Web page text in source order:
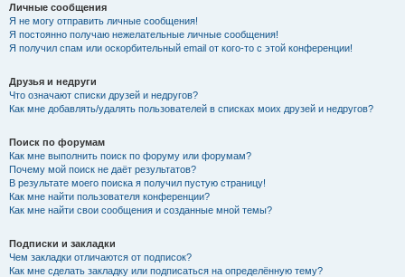
Личные сообщения
Я не могу отправить личные сообщения!
Я постоянно получаю нежелательные личные сообщения!
Я получил спам или оскорбительный email от кого-то с этой конференции!
Друзья и недруги
Что означают списки друзей и недругов?
Как мне добавлять/удалять пользователей в списках моих друзей и недругов?
Поиск по форумам
Как мне выполнить поиск по форуму или форумам?
Почему мой поиск не даёт результатов?
В результате моего поиска я получил пустую страницу!
Как мне найти пользователя конференции?
Как мне найти свои сообщения и созданные мной темы?
Подписки и закладки
Чем закладки отличаются от подписок?
Как мне сделать закладку или подписаться на определённую тему?